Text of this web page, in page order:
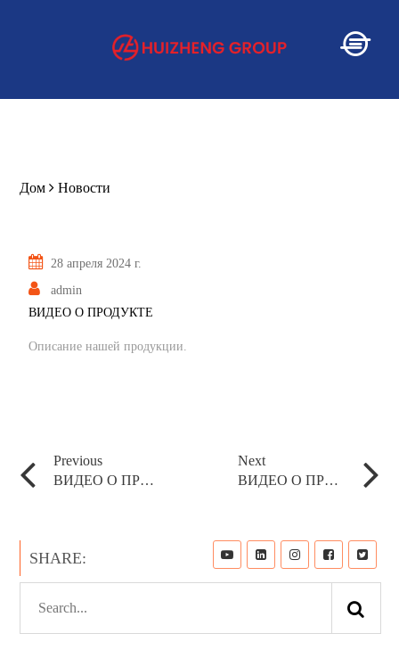
Ресурс
Дом Новости
28 апреля 2024 г.
admin
ВИДЕО О ПРОДУКТЕ
Описание нашей продукции.
Previous
ВИДЕО О ПРОДУКТЕ
Next
ВИДЕО О ПРОДУКТЕ
SHARE: